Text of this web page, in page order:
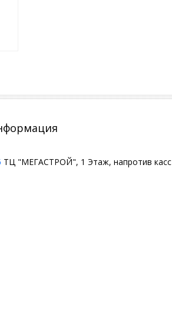
ТЦ "МЕГАСТРОЙ", 1 Этаж, напротив касс